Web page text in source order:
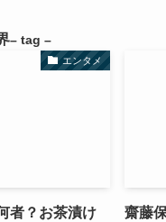
– tag –
エンタメ
者？お茶漬け
齋藤